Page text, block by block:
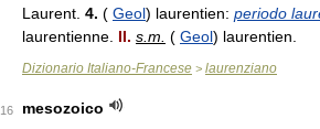
Laurent. 4. ( Geol) laurentien: periodo
laurentienne. II. s.m. ( Geol) laurentien.
Dizionario Italiano-Francese > laurenziano
16
mesozoico